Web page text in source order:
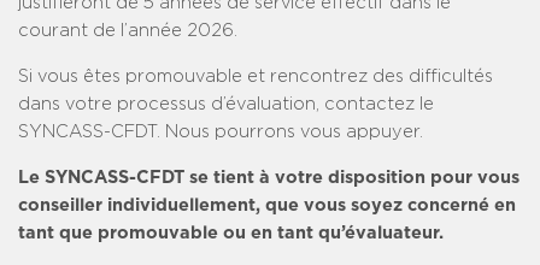
courant de l’année 2026.
Si vous êtes promouvable et rencontrez des difficultés
dans votre processus d’évaluation, contactez le
SYNCASS-CFDT. Nous pourrons vous appuyer.
Le SYNCASS-CFDT se tient à votre disposition pour vous
conseiller individuellement, que vous soyez concerné en
tant que promouvable ou en tant qu’évaluateur.